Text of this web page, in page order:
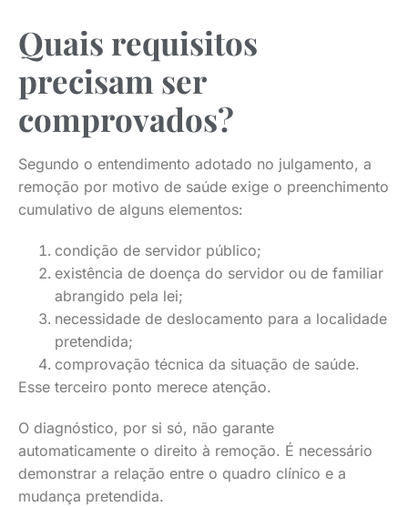
Quais requisitos
precisam ser
comprovados?
Segundo o entendimento adotado no julgamento, a
remoção por motivo de saúde exige o preenchimento
cumulativo de alguns elementos:
condição de servidor público;
existência de doença do servidor ou de familiar
abrangido pela lei;
necessidade de deslocamento para a localidade
pretendida;
comprovação técnica da situação de saúde.
Esse terceiro ponto merece atenção.
O diagnóstico, por si só, não garante
automaticamente o direito à remoção. É necessário
demonstrar a relação entre o quadro clínico e a
mudança pretendida.